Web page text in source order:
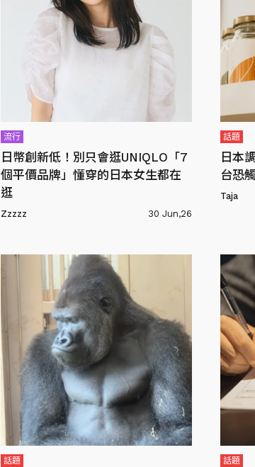
流行
日幣創新低！別只會逛UNIQLO「7
個平價品牌」懂穿的日本女生都在
逛
Zzzzz 30 Jun,26
話題
日本
台恐
Taja
話題 話題